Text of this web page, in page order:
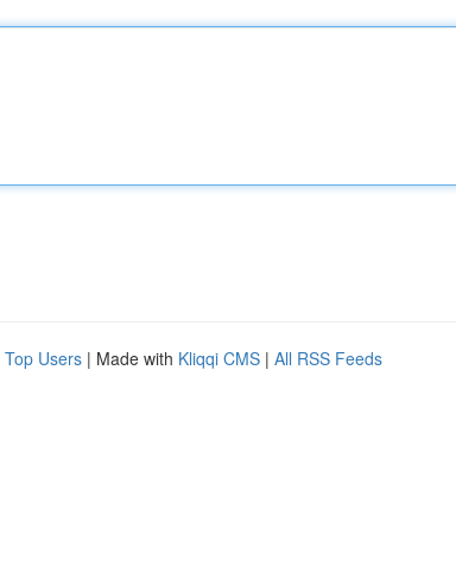
Top Users | Made with Kliqqi CMS | All RSS Feeds